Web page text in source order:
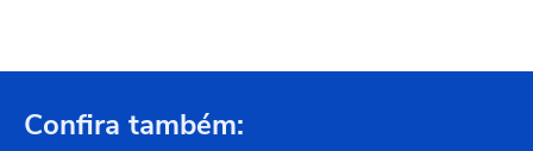
Confira também: